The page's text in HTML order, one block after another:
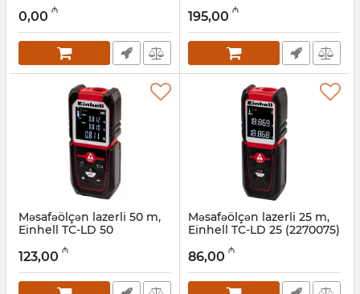
Artikul:
0,00 ₼
Artikul: 017010223
195,00 ₼
Məsafəölçən lazerli 50 m,
Einhell TC-LD 50
Artikul: 017010222
123,00 ₼
Məsafəölçən lazerli 25 m,
Einhell TC-LD 25 (2270075)
017010221
86,00 ₼